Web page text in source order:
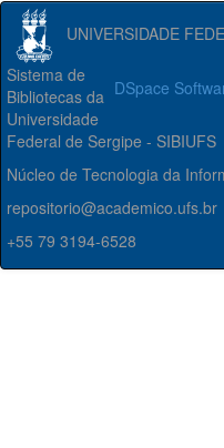
UNIVERSIDADE
DSpace
Sistema de
Bibliotecas da
Universidade
Federal de Sergipe - SIBIUFS
Núcleo de Tecnologia da
repositorio@academico.ufs.br
+55 79 3194-6528